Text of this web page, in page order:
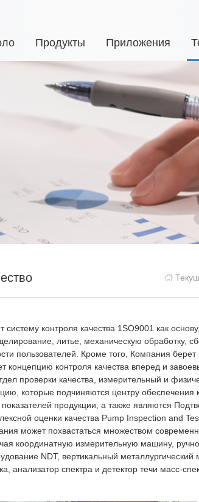
Продукты Приложения
контроля качества 1SO9001 как
литье, механическую обработку,
пользователей. Кроме того, Компания
концепцию контроля качества вперед и
проверки качества, измерительный и
которые подчиняются центру обеспечения
показателей продукции, а также являются
оценки качества Pump Inspection and
может похвастаться множеством
координатную измерительную машину,
NDT, вертикальный металлургический
анализатор спектра и детектор течи масс-